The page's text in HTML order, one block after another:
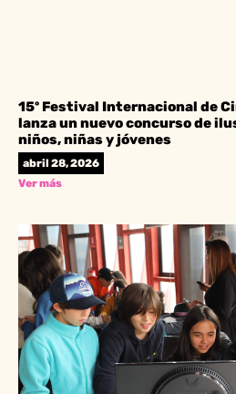
15º Festival Internacional de
lanza un nuevo concurso de
niños, niñas y jóvenes
abril 28, 2026
Ver más